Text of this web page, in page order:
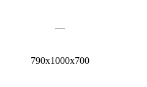
—
790х1000х700